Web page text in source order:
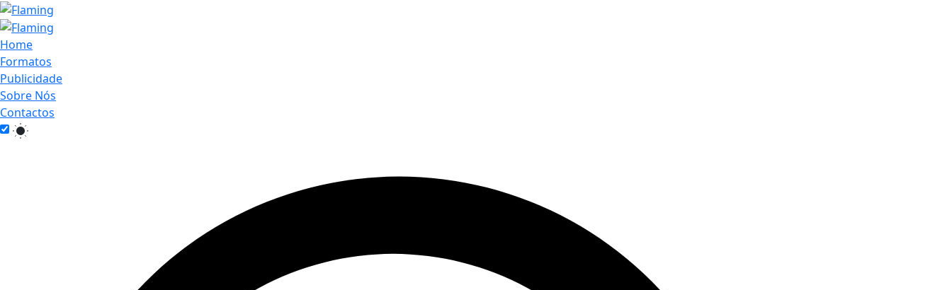
Home
Formatos
Publicidade
Sobre Nós
Contactos